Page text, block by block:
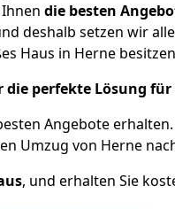
die besten
deshalb setzen wir
Haus in Herne
perfekte Lösung für
Angebote erhalten.
Umzug von Herne
, und erhalten Sie